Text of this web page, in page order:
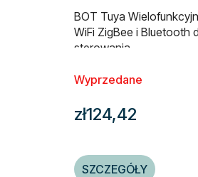
BOT Tuya
WiFi ZigBee i Bluetooth
sterowania
Wyprzedane
zł124,42
SZCZEGÓŁY